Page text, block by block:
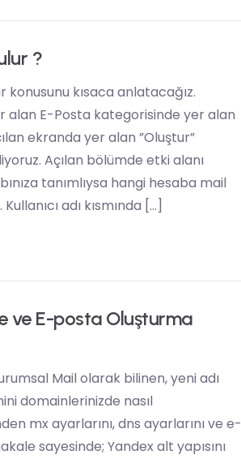
?
konusunu kısaca anlatacağız.
alan E-Posta kategorisinde yer alan
ekranda yer alan ”Oluştur”
Açılan bölümde etki alanı
tanımlıysa hangi hesaba mail
adı kısmında […]
ve E-posta Oluşturma
Mail olarak bilinen, yeni adı
domainlerinizde nasıl
mx ayarlarını, dns ayarlarını ve e-
sayesinde; Yandex alt yapısını